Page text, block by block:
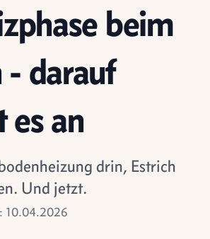
beim
- darauf
an
drin, Estrich
Und jetzt.
10.04.2026